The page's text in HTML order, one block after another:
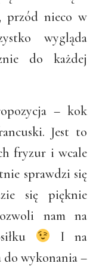
przód nieco w
wygląda
do każdej
– kok
Jest to
fryzur i wcale
sprawdzi się
się pięknie
nam na
I na
do wykonania –